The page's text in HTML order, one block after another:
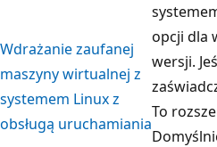
Wdrażanie zaufanej
maszyny wirtualnej z
systemem Linux z
obsługą uruchamiania
opcji dla
wersji.
To